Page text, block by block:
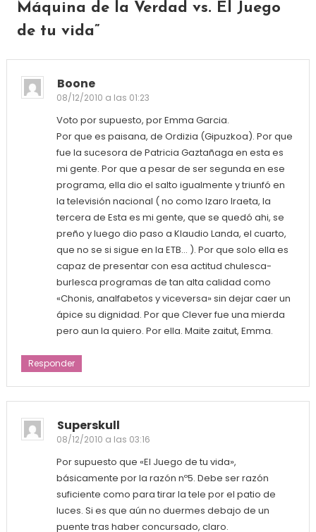
Máquina de la Verdad vs. El Juego
de tu vida”
Boone
08/12/2010 a las 01:23
Voto por supuesto, por Emma Garcia.
Por que es paisana, de Ordizia (Gipuzkoa). Por que
fue la sucesora de Patricia Gaztañaga en esta es
mi gente. Por que a pesar de ser segunda en ese
programa, ella dio el salto igualmente y triunfó en
la televisión nacional ( no como Izaro Iraeta, la
tercera de Esta es mi gente, que se quedó ahi, se
preño y luego dio paso a Klaudio Landa, el cuarto,
que no se si sigue en la ETB… ). Por que solo ella es
capaz de presentar con esa actitud chulesca-
burlesca programas de tan alta calidad como
«Chonis, analfabetos y viceversa» sin dejar caer un
ápice su dignidad. Por que Clever fue una mierda
pero aun la quiero. Por ella. Maite zaitut, Emma.
Responder
Superskull
08/12/2010 a las 03:16
Por supuesto que «El Juego de tu vida»,
básicamente por la razón nº5. Debe ser razón
suficiente como para tirar la tele por el patio de
luces. Si es que aún no duermes debajo de un
puente tras haber concursado, claro.